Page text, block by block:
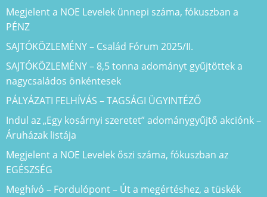
Megjelent a NOE Levelek ünnepi száma, fókuszban a
PÉNZ
SAJTÓKÖZLEMÉNY – Család Fórum 2025/II.
SAJTÓKÖZLEMÉNY – 8,5 tonna adományt gyűjtöttek a
nagycsaládos önkéntesek
PÁLYÁZATI FELHÍVÁS – TAGSÁGI ÜGYINTÉZŐ
Indul az „Egy kosárnyi szeretet” adománygyűjtő akciónk –
Áruházak listája
Megjelent a NOE Levelek őszi száma, fókuszban az
EGÉSZSÉG
Meghívó – Fordulópont – Út a megértéshez, a tüskék